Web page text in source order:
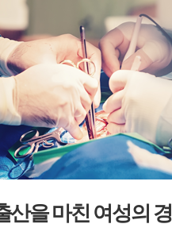
산을 마친 여성의